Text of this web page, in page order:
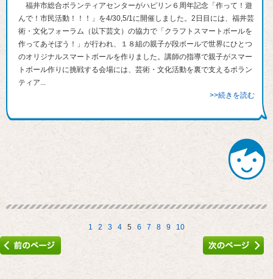
福井市総合ボランティアセンターがハピリン６周年記念「作って！遊
んで！市民活動！！！」を4/30,5/1に開催しました。2日目には、福井芸
術・文化フォーラム（以下芸文）の協力で「クラフトスマートボールを
作ってあそぼう！」が行われ、１８組の親子が段ボールで世界にひとつ
のオリジナルスマートボールを作りました。講師の指導で親子がスマー
トボール作りに挑戦する会場には、芸術・文化活動を裏で支えるボラン
ティア...
>>続きを読む
1 2 3 4 5 6 7 8 9 10